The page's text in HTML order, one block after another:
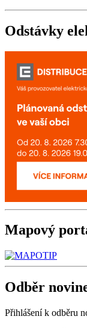
Odstávky
Mapový
Odběr
Přihlášení k odběru